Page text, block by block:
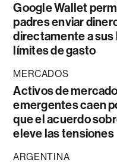
Google Wallet
padres enviar
directamente a sus
límites de gasto
MERCADOS
Activos de
emergentes caen
que el acuerdo
eleve las tensiones
ARGENTINA